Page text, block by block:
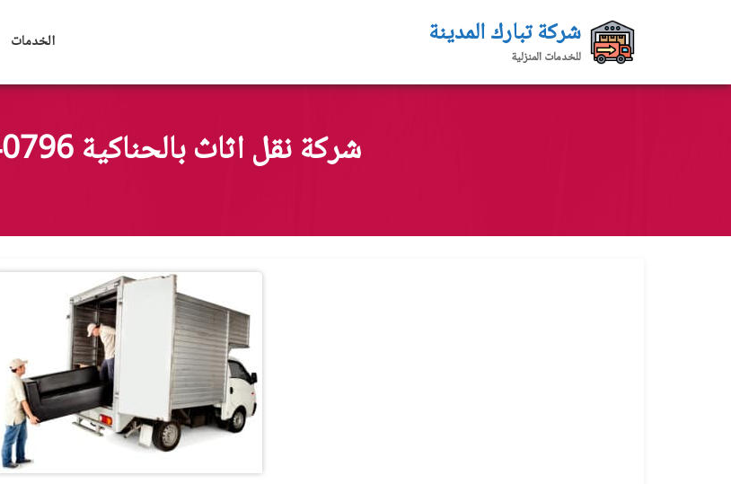
شركة تبارك المدينة
للخدمات المنزلية
الخدمات
شركة نقل اثاث بالحناكية 0545140796